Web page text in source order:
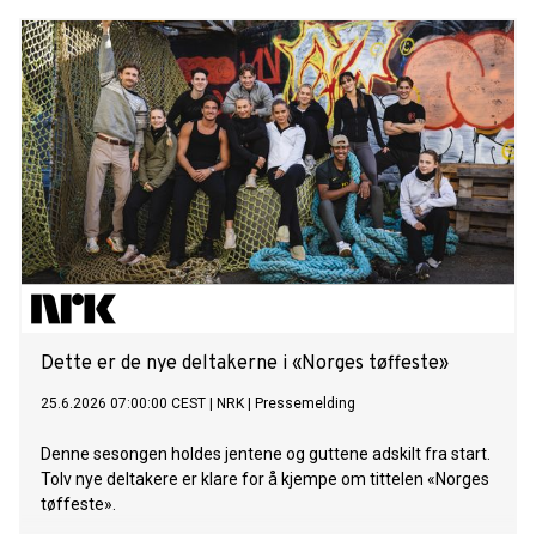
Dette er de nye deltakerne i «Norges tøffeste»
25.6.2026 07:00:00 CEST NRK Pressemelding
Denne sesongen holdes jentene og guttene adskilt fra start.
Tolv nye deltakere er klare for å kjempe om tittelen «Norges
tøffeste».